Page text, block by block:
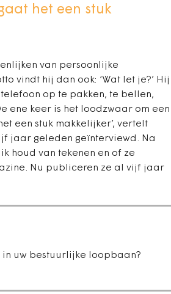
het een stuk
van persoonlijke
vindt hij dan ook: ‘Wat let je?’ Hij
op te pakken, te bellen,
ene keer is het loodzwaar om een
een stuk makkelijker’, vertelt
jaar geleden geïnterviewd. Na
houd van tekenen en of ze
Nu publiceren ze al vijf jaar
uw bestuurlijke loopbaan?